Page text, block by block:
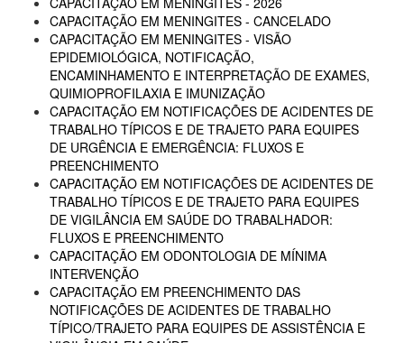
CAPACITAÇÃO EM MENINGITES - CANCELADO
CAPACITAÇÃO EM MENINGITES - VISÃO
EPIDEMIOLÓGICA, NOTIFICAÇÃO,
ENCAMINHAMENTO E INTERPRETAÇÃO DE EXAMES,
QUIMIOPROFILAXIA E IMUNIZAÇÃO
CAPACITAÇÃO EM NOTIFICAÇÕES DE ACIDENTES DE
TRABALHO TÍPICOS E DE TRAJETO PARA EQUIPES
DE URGÊNCIA E EMERGÊNCIA: FLUXOS E
PREENCHIMENTO
CAPACITAÇÃO EM NOTIFICAÇÕES DE ACIDENTES DE
TRABALHO TÍPICOS E DE TRAJETO PARA EQUIPES
DE VIGILÂNCIA EM SAÚDE DO TRABALHADOR:
FLUXOS E PREENCHIMENTO
CAPACITAÇÃO EM ODONTOLOGIA DE MÍNIMA
INTERVENÇÃO
CAPACITAÇÃO EM PREENCHIMENTO DAS
NOTIFICAÇÕES DE ACIDENTES DE TRABALHO
TÍPICO/TRAJETO PARA EQUIPES DE ASSISTÊNCIA E